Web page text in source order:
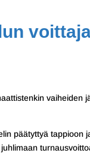
vaiheiden
päätyttyä tappioon